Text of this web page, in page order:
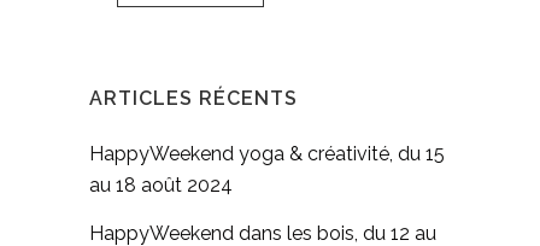
ARTICLES RÉCENTS
HappyWeekend yoga & créativité, du 15
au 18 août 2024
HappyWeekend dans les bois, du 12 au